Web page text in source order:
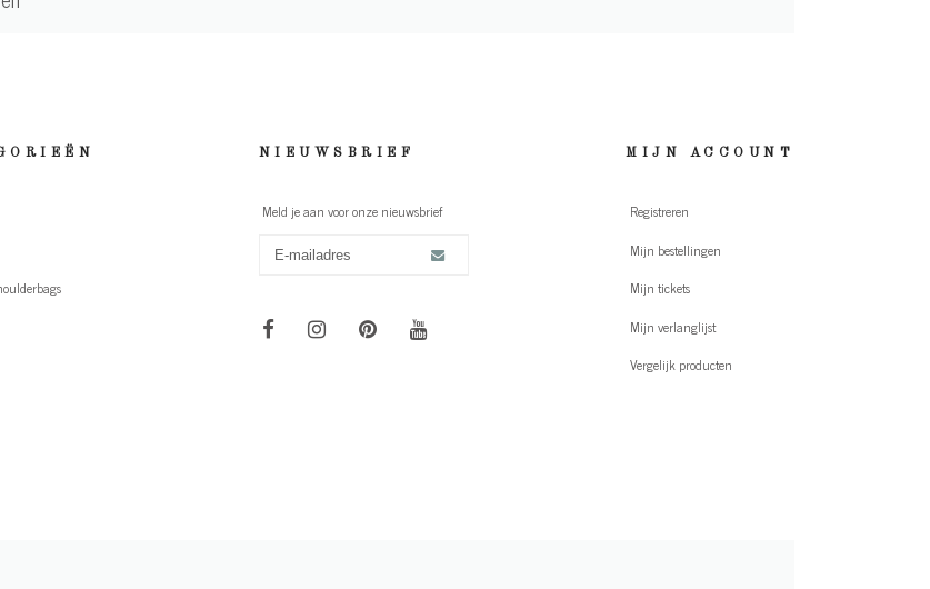
NIEUWSBRIEF
Meld je aan voor onze nieuwsbrief
MIJN ACCOUNT
Registreren
Mijn bestellingen
Mijn tickets
Mijn verlanglijst
Vergelijk producten